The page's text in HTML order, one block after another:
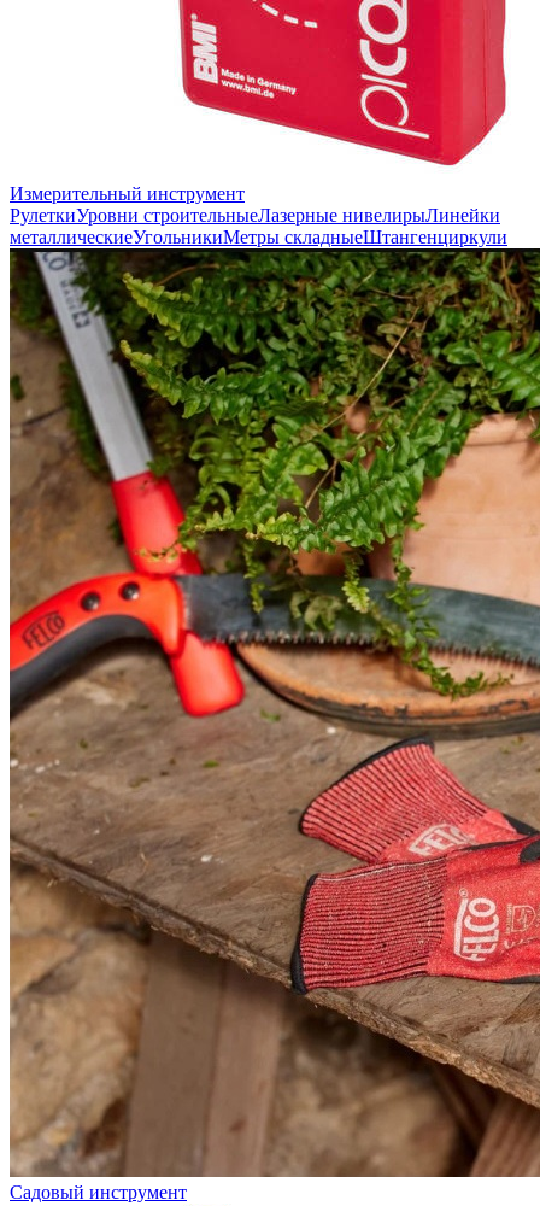
Измерительный инструмент
РулеткиУровни строительныеЛазерные нивелирыЛинейки
металлическиеУгольникиМетры складныеШтангенциркули
Садовый инструмент